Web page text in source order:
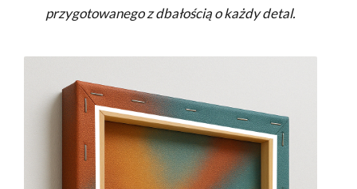
przygotowanego z dbałością o każdy detal.